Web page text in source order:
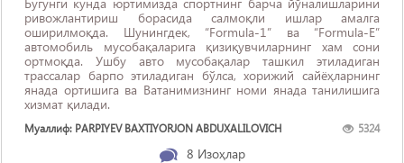
ривожлантириш борасида салмоқли ишлар амалга
оширилмоқда. Шунингдек, “Formula-1” ва “Formula-E”
автомобиль мусобақаларига қизиқувчиларнинг хам сони
ортмоқда. Ушбу авто мусобақалар ташкил этиладиган
трассалар барпо этиладиган бўлса, хорижий сайёҳларнинг
янада ортишига ва Ватанимизнинг номи янада танилишига
хизмат қилади.
Муаллиф: PARPIYEV BAXTIYORJON ABDUXALILOVICH 5324
8 Изоҳлар